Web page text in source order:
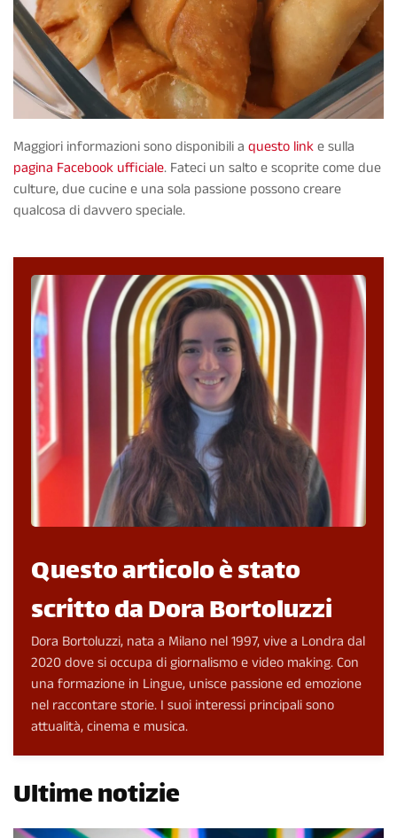
Maggiori informazioni sono disponibili a questo linke sulla
pagina Facebook ufficiale. Fateci un salto e scoprite come due
culture, due cucine e una sola passione possono creare
qualcosa di davvero speciale.
Questo articolo è stato
scritto da Dora Bortoluzzi
Dora Bortoluzzi, nata a Milano nel 1997, vive a Londra dal
2020 dove si occupa di giornalismo e video making. Con
una formazione in Lingue, unisce passione ed emozione
nel raccontare storie. I suoi interessi principali sono
attualità, cinema e musica.
Ultime notizie